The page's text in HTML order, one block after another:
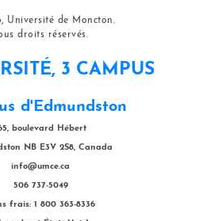
Université de Moncton.
droits réservés.
3 CAMPUS
d'Edmundston
boulevard Hébert
NB E3V 2S8, Canada
info@umce.ca
506 737-5049
frais: 1 800 363-8336